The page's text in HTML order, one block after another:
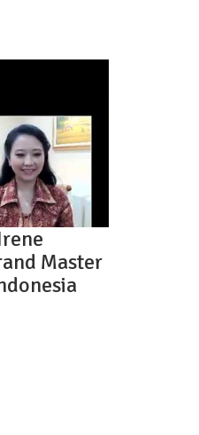
Master